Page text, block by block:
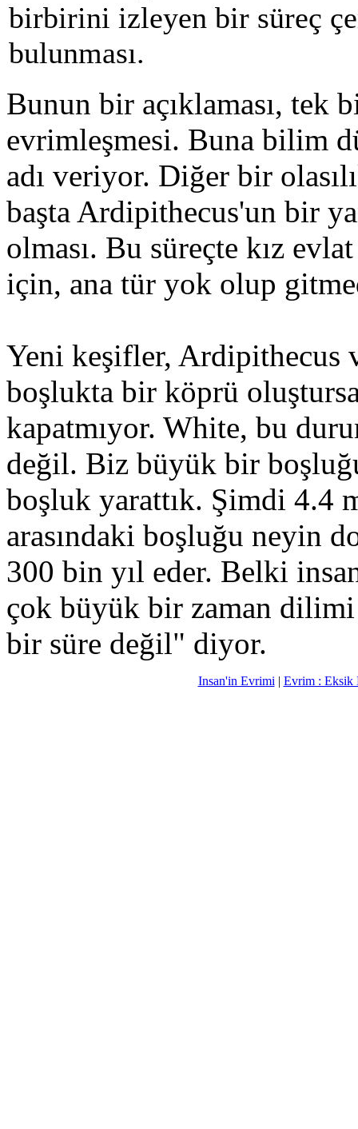
birbirini izleyen bir süreç
bulunması.
Bunun bir açıklaması, tek
evrimleşmesi. Buna bilim
adı veriyor. Diğer bir
başta Ardipithecus'un bir
olması. Bu süreçte kız
için, ana tür yok olup
Yeni keşifler, Ardipithecus
boşlukta bir köprü
kapatmıyor. White, bu
değil. Biz büyük bir
boşluk yarattık. Şimdi 4.4
arasındaki boşluğu neyin
300 bin yıl eder. Belki insan
çok büyük bir zaman
bir süre değil" diyor.
Insan'in Evrimi | Evrim : Eksik